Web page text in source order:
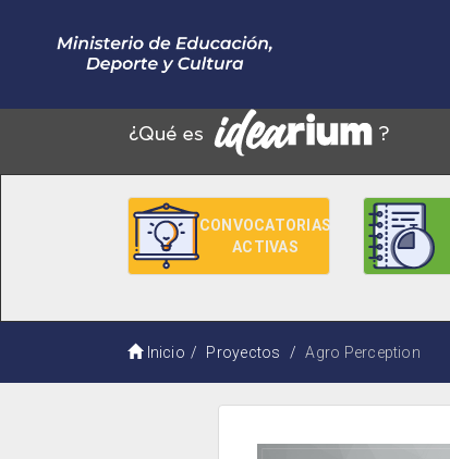
CONVOCATORIAS
ACTIVAS
Inicio Proyectos Agro Perception